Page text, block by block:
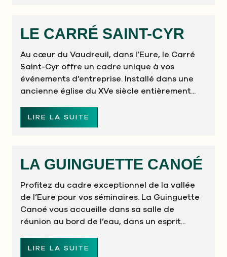
LE CARRÉ SAINT-CYR
Au cœur du Vaudreuil, dans l’Eure, le Carré
Saint-Cyr offre un cadre unique à vos
événements d’entreprise. Installé dans une
ancienne église du XVe siècle entièrement...
LIRE LA SUITE
LA GUINGUETTE CANOÉ
Profitez du cadre exceptionnel de la vallée
de l’Eure pour vos séminaires. La Guinguette
Canoé vous accueille dans sa salle de
réunion au bord de l’eau, dans un esprit...
LIRE LA SUITE